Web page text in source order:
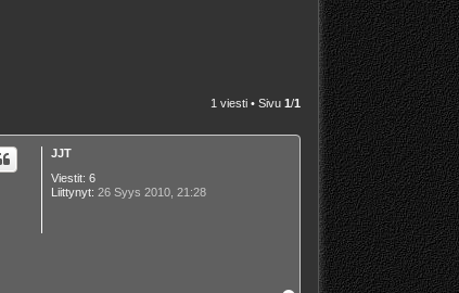
1 viesti • Sivu 1 /1
JJT
Viestit: 6
Liittynyt: 26 Syys 2010, 21:28